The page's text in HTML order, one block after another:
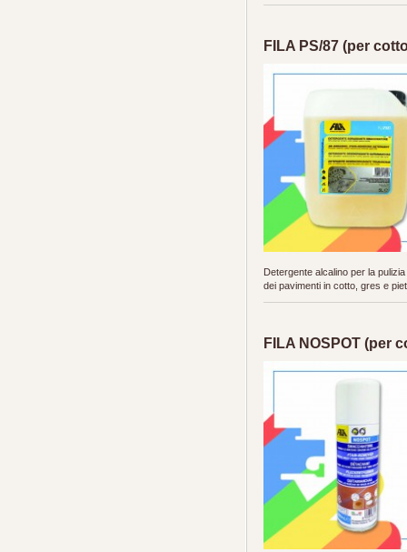
FILA PS/87 (per
Detergente alcalino per la pulizia
dei pavimenti in cotto, gres e
FILA NOSPOT (per